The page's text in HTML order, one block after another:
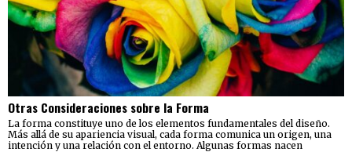
Otras Consideraciones sobre la Forma
La forma constituye uno de los elementos fundamentales del diseño.
Más allá de su apariencia visual, cada forma comunica un origen, una
intención y una relación con el entorno. Algunas formas nacen